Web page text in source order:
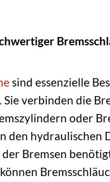
sind essenzielle
Sie verbinden die
oder
den hydraulischen
Bremsen